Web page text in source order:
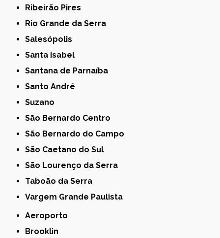
Ribeirão Pires
Rio Grande da Serra
Salesópolis
Santa Isabel
Santana de Parnaíba
Santo André
Suzano
São Bernardo Centro
São Bernardo do Campo
São Caetano do Sul
São Lourenço da Serra
Taboão da Serra
Vargem Grande Paulista
Aeroporto
Brooklin